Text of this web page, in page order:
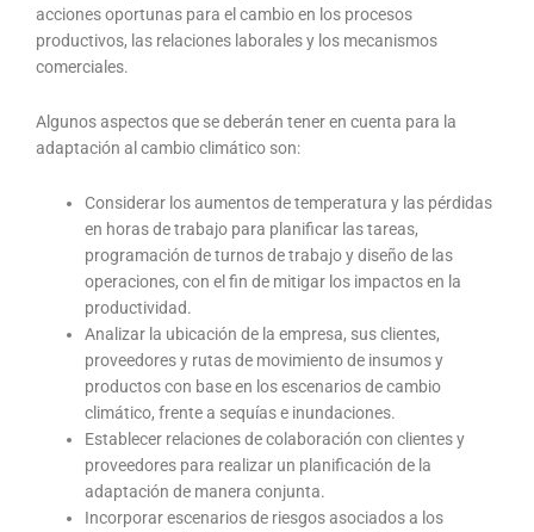
acciones oportunas para el cambio en los procesos
productivos, las relaciones laborales y los mecanismos
comerciales.
Algunos aspectos que se deberán tener en cuenta para la
adaptación al cambio climático son:
Considerar los aumentos de temperatura y las pérdidas
en horas de trabajo para planificar las tareas,
programación de turnos de trabajo y diseño de las
operaciones, con el fin de mitigar los impactos en la
productividad.
Analizar la ubicación de la empresa, sus clientes,
proveedores y rutas de movimiento de insumos y
productos con base en los escenarios de cambio
climático, frente a sequías e inundaciones.
Establecer relaciones de colaboración con clientes y
proveedores para realizar un planificación de la
adaptación de manera conjunta.
Incorporar escenarios de riesgos asociados a los